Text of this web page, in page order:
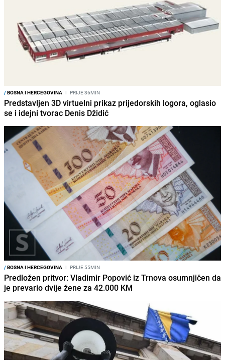
/BOSNA I HERCEGOVINA I PRIJE 36MIN
Predstavljen 3D virtuelni prikaz prijedorskih logora, oglasio
se i idejni tvorac Denis Džidić
/BOSNA I HERCEGOVINA I PRIJE 55MIN
Predložen pritvor: Vladimir Popović iz Trnova osumnjičen da
je prevario dvije žene za 42.000 KM